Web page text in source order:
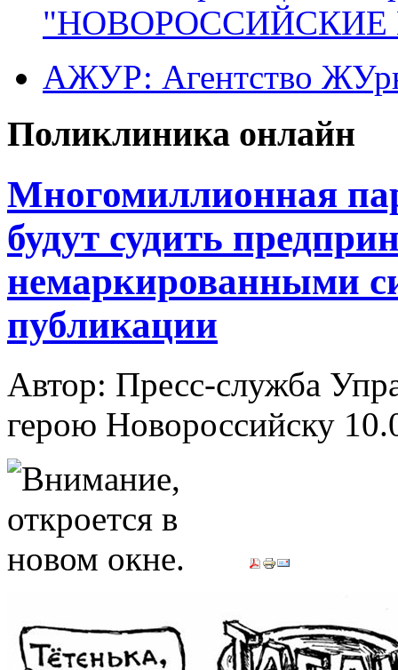
"НОВОРОССИЙСКИЕ
АЖУР: Агентство
Поликлиника онлайн
Многомиллионная
будут судить
немаркированными
публикации
Автор: Пресс-служба
герою Новороссийску